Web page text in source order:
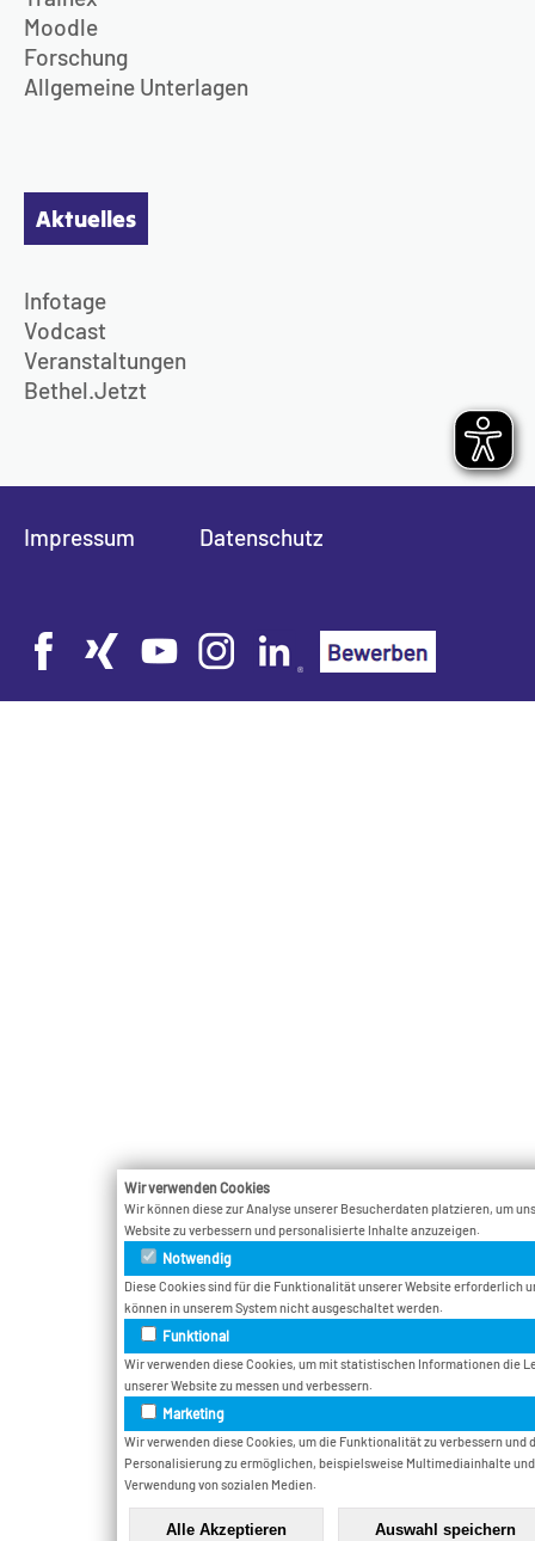
Moodle
Forschung
Allgemeine Unterlagen
Aktuelles
Infotage
Vodcast
Veranstaltungen
Bethel.Jetzt
Impressum Datenschutz
Wir verwenden Cookies
Wir können diese zur Analyse unserer Besucherdaten platzieren, um
Website zu verbessern und personalisierte Inhalte anzuzeigen.
Notwendig
Diese Cookies sind für die Funktionalität unserer Website erforderlich
können in unserem System nicht ausgeschaltet werden.
Funktional
Wir verwenden diese Cookies, um mit statistischen Informationen die
unserer Website zu messen und verbessern.
Marketing
Wir verwenden diese Cookies, um die Funktionalität zu verbessern und
Personalisierung zu ermöglichen, beispielsweise Multimediainhalte
Verwendung von sozialen Medien.